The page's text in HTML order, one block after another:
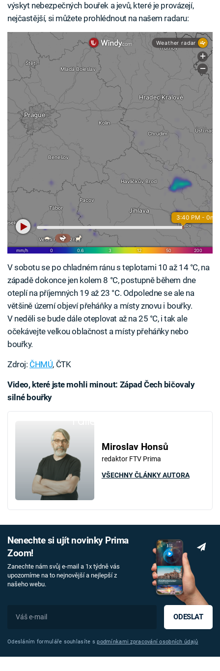
výskyt nebezpečných bouřek a jevů, které je provázejí,
nejčastější, si můžete prohlédnout na našem radaru:
V sobotu se po chladném ránu s teplotami 10 až 14 °C, na
západě dokonce jen kolem 8 °C, postupně během dne
oteplí na příjemných 19 až 23 °C. Odpoledne se ale na
většině území objeví přeháňky a místy znovu i bouřky.
V neděli se bude dále oteplovat až na 25 °C, i tak ale
očekávejte velkou oblačnost a místy přeháňky nebo
bouřky.
Zdroj: ČHMÚ, ČTK
Video, které jste mohli minout: Západ Čech bičovaly
silné bouřky
Miroslav Honsů
redaktor FTV Prima
VŠECHNY ČLÁNKY AUTORA
Nenechte si ujít novinky Prima
Zoom!
Zanechte nám svůj e-mail a 1x týdně vás
upozorníme na to nejnovější a nejlepší z
našeho webu.
ODESLAT
Odesláním formuláře souhlasíte spodmínkami zpracování osobních údajů